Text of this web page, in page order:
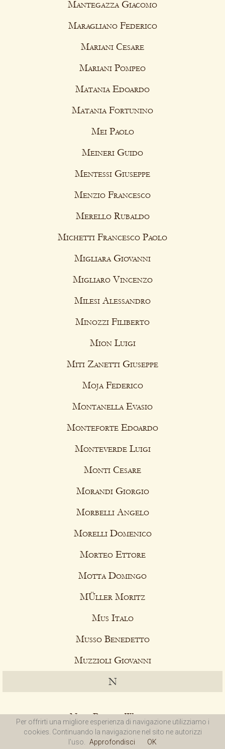
Mantegazza Giacomo
Maragliano Federico
Mariani Cesare
Mariani Pompeo
Matania Edoardo
Matania Fortunino
Mei Paolo
Meineri Guido
Mentessi Giuseppe
Menzio Francesco
Merello Rubaldo
Michetti Francesco Paolo
Migliara Giovanni
Migliaro Vincenzo
Milesi Alessandro
Minozzi Filiberto
Mion Luigi
Miti Zanetti Giuseppe
Moja Federico
Montanella Evasio
Monteforte Edoardo
Monteverde Luigi
Monti Cesare
Morandi Giorgio
Morbelli Angelo
Morelli Domenico
Morteo Ettore
Motta Domingo
MÜller Moritz
Mus Italo
Musso Benedetto
Muzzioli Giovanni
N
Naef Bouvin Walter
Nani Napoleone
Per offrirti una migliore esperienza di navigazione utilizziamo i
cookies. Continuando la navigazione nel sito ne autorizzi
l'uso.
Approfondisci OK